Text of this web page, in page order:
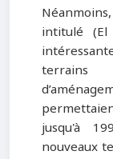
intitulé
jusqu'à
nouveaux